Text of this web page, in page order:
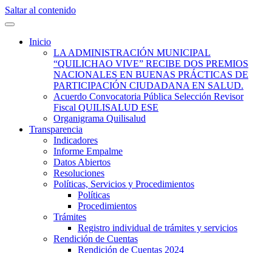
Saltar al contenido
Quilisalud
Inicio
LA ADMINISTRACIÓN MUNICIPAL
“QUILICHAO VIVE” RECIBE DOS PREMIOS
NACIONALES EN BUENAS PRÁCTICAS DE
PARTICIPACIÓN CIUDADANA EN SALUD.
Acuerdo Convocatoria Pública Selección Revisor
Fiscal QUILISALUD ESE
Organigrama Quilisalud
Transparencia
Indicadores
Informe Empalme
Datos Abiertos
Resoluciones
Políticas, Servicios y Procedimientos
Políticas
Procedimientos
Trámites
Registro individual de trámites y servicios
Rendición de Cuentas
Rendición de Cuentas 2024